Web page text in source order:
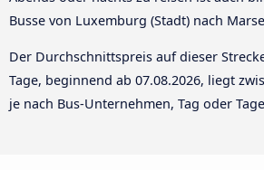
Busse von Luxemburg (Stadt) nach
Der Durchschnittspreis auf dieser
Tage, beginnend ab 07.08.2026, liegt
je nach Bus-Unternehmen, Tag oder